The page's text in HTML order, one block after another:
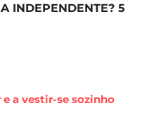
INDEPENDENTE? 5
a vestir-se sozinho